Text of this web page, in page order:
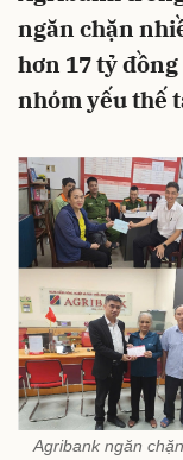
ngăn chặn
hơn 17 tỷ
nhóm yếu thế
Agribank ngăn